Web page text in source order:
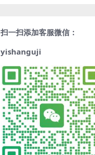
扫一扫添加客服微信：
yishanguji